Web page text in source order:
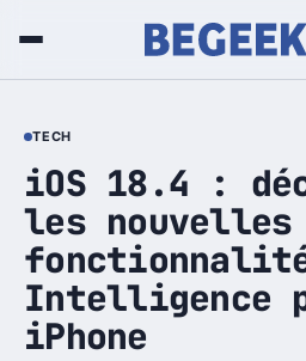
TECH
iOS 18.4 :
les nouvelles
Intelligence
iPhone